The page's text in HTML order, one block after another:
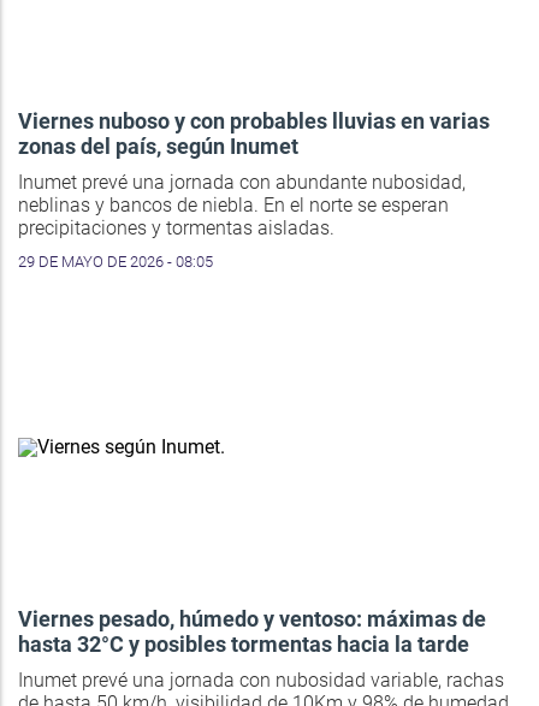
Viernes nuboso y con probables lluvias en varias
zonas del país, según Inumet
Inumet prevé una jornada con abundante nubosidad,
neblinas y bancos de niebla. En el norte se esperan
precipitaciones y tormentas aisladas.
29 DE MAYO DE 2026 - 08:05
Viernes pesado, húmedo y ventoso: máximas de
hasta 32°C y posibles tormentas hacia la tarde
Inumet prevé una jornada con nubosidad variable, rachas